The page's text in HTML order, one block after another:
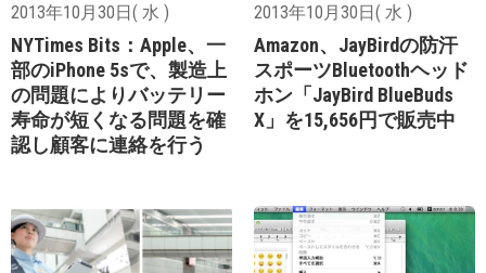
2013年10月30日( 水 )
NYTimes Bits：Apple、一
部のiPhone 5sで、製造上
の問題によりバッテリー
寿命が短くなる問題を確
認し顧客に連絡を行う
2013年10月30日( 水 )
Amazon、JayBirdの防汗
スポーツBluetoothヘッド
ホン「JayBird BlueBuds
X」を15,656円で販売中